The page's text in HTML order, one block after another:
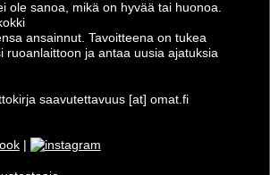
ole sanoa, mikä on hyvää tai huonoa.
ansainnut. Tavoitteena on tukea
ruoanlaittoon ja antaa uusia ajatuksia
saavutettavuus [at] omat.fi
|